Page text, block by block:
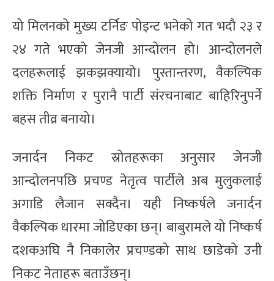
यो मिलनको मुख्य टर्निङ पोइन्ट भनेको गत भदौ २३ र
२४ गते भएको जेनजी आन्दोलन हो। आन्दोलनले
दलहरूलाई झकझक्यायो। पुस्तान्तरण, वैकल्पिक
शक्ति निर्माण र पुरानै पार्टी संरचनाबाट बाहिरिनुपर्ने
बहस तीव्र बनायो।
जनार्दन निकट स्रोतहरूका अनुसार जेनजी
आन्दोलनपछि प्रचण्ड नेतृत्व पार्टीले अब मुलुकलाई
अगाडि लैजान सक्दैन। यही निष्कर्षले जनार्दन
वैकल्पिक धारमा जोडिएका छन्। बाबुरामले यो निष्कर्ष
दशकअघि नै निकालेर प्रचण्डको साथ छाडेको उनी
निकट नेताहरू बताउँछन्।